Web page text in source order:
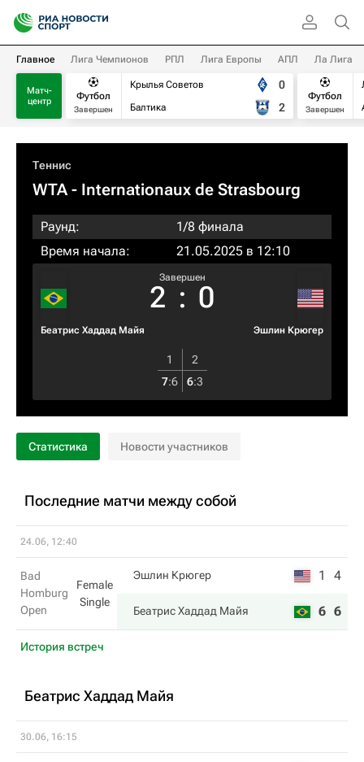
Главное Лига Чемпионов РПЛ Лига Европы АПЛ Ла Лига
Матч-
центр
Футбол
Завершен
Крылья Советов
Балтика
0
2
Футбол
Завершен
Теннис
WTA- Internationaux de Strasbourg
Раунд:
1/8 финала
Время начала:
21.05.2025 в 12:10
Беатрис Хаддад Майя
Завершен
2 : 0
Эшлин Крюгер
1
2
7:6 6:3
Статистика Новости участников
Последние матчи между собой
24.06, 12:40
Bad
Homburg
Open
Female
Single
Эшлин Крюгер 1 4
Беатрис Хаддад Майя 6 6
История встреч
Беатрис Хаддад Майя
30.06, 16:15